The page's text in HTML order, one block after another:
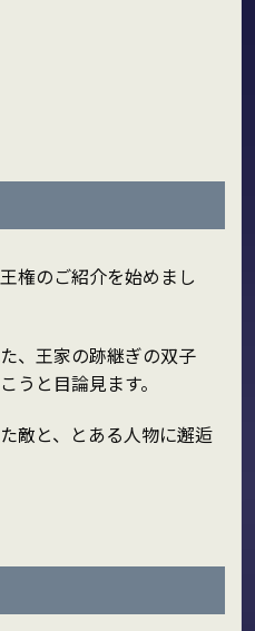
権のご紹介を始めまし
、王家の跡継ぎの双子
うと目論見ます。
敵と、とある人物に邂逅